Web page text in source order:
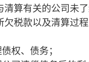
清算有关的公司未了
欠税款以及清算过
权、债务；